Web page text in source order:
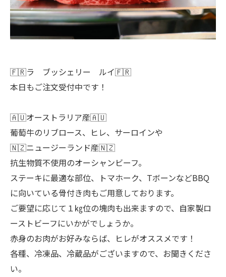
🇫🇷ラ ブッシェリー ルイ🇫🇷
本日もご注文受付中です！
🇦🇺オーストラリア産🇦🇺
葡萄牛のリブロース、ヒレ、サーロインや
🇳🇿ニュージーランド産🇳🇿
抗生物質不使用のオーシャンビーフ。
ステーキに最適な部位、トマホーク、TボーンなどBBQ
に向いている骨付き肉もご用意しております。
ご要望に応じて１㎏位の塊肉も出来ますので、自家製ロ
ーストビーフにいかがでしょうか。
赤身のお肉がお好みならば、ヒレがオススメです！
各種、冷凍品、冷蔵品がございますので、お聞きくださ
い。